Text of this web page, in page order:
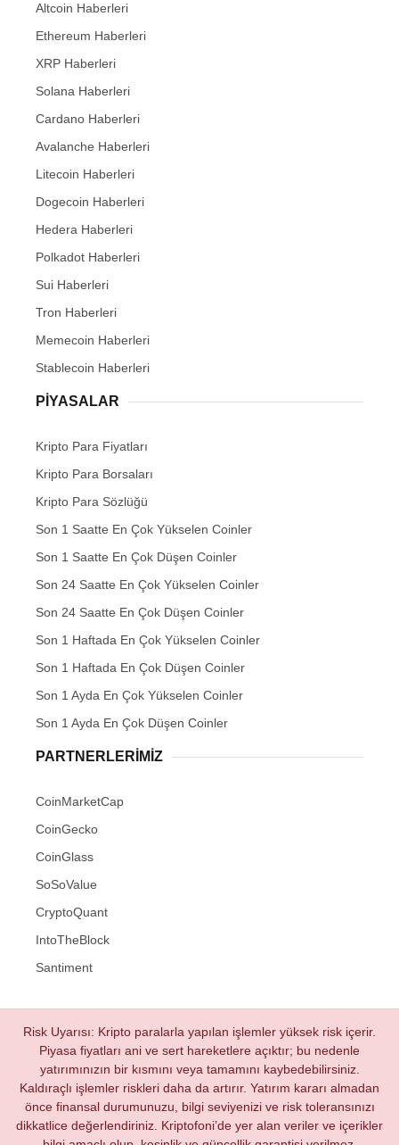
Altcoin Haberleri
Ethereum Haberleri
XRP Haberleri
Solana Haberleri
Cardano Haberleri
Avalanche Haberleri
Litecoin Haberleri
Dogecoin Haberleri
Hedera Haberleri
Polkadot Haberleri
Sui Haberleri
Tron Haberleri
Memecoin Haberleri
Stablecoin Haberleri
PIYASALAR
Kripto Para Fiyatları
Kripto Para Borsaları
Kripto Para Sözlüğü
Son 1 Saatte En Çok Yükselen Coinler
Son 1 Saatte En Çok Düşen Coinler
Son 24 Saatte En Çok Yükselen Coinler
Son 24 Saatte En Çok Düşen Coinler
Son 1 Haftada En Çok Yükselen Coinler
Son 1 Haftada En Çok Düşen Coinler
Son 1 Ayda En Çok Yükselen Coinler
Son 1 Ayda En Çok Düşen Coinler
PARTNERLERIMIZ
CoinMarketCap
CoinGecko
CoinGlass
SoSoValue
CryptoQuant
IntoTheBlock
Santiment
Risk Uyarısı: Kripto paralarla yapılan işlemler yüksek risk içerir.
Piyasa fiyatları ani ve sert hareketlere açıktır; bu nedenle
yatırımınızın bir kısmını veya tamamını kaybedebilirsiniz.
Kaldıraçlı işlemler riskleri daha da artırır. Yatırım kararı almadan
önce finansal durumunuzu, bilgi seviyenizi ve risk toleransınızı
dikkatlice değerlendiriniz. Kriptofoni’de yer alan veriler ve içerikler